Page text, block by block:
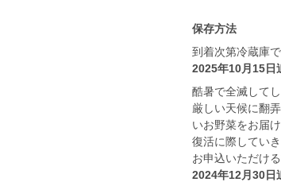
保存方法
到着次第冷蔵庫
2025年10月15日
酷暑で全滅して
厳しい天候に翻
いお野菜をお届
復活に際してい
お申込いただけ
2024年12月30日